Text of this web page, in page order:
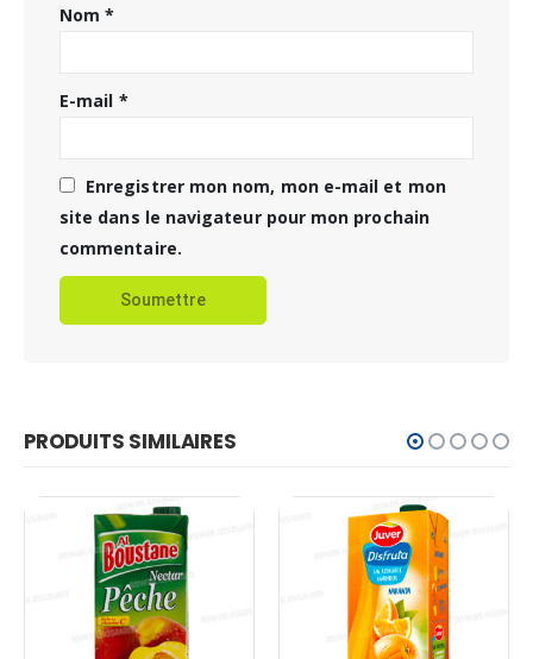
Nom*
E-mail *
Enregistrer mon nom, mon e-mail et mon
site dans le navigateur pour mon prochain
commentaire.
PRODUITS SIMILAIRES